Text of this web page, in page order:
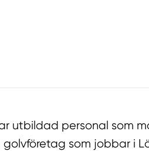
utbildad personal som
golvföretag som jobbar i